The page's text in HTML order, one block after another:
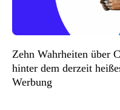
Zehn Wahrheiten über
hinter dem derzeit
Werbung